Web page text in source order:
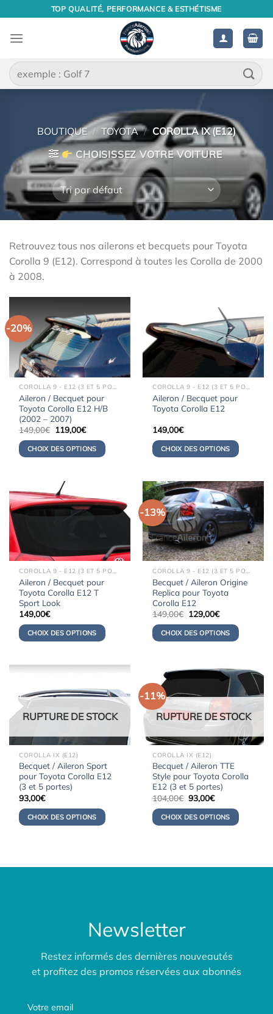
contenu
TOP QUALITÉ, PERFORMANCE & ESTHÉTISME
Recherche
pour :
BOUTIQUE / TOYOTA / COROLLA IX (E12)
CHOISISSEZ VOTRE VOITURE
Retrouvez tous nos ailerons et becquets pour Toyota
Corolla 9 (E12). Correspond à toutes les Corolla de 2000
à 2008.
-20%
COROLLA 9 - E12 (3 ET 5 PORTES) (2000-2008)
Aileron / Becquet pour
Toyota Corolla E12 H/B
(2002 – 2007)
149,00€ Le
initial
était :
149,00€.
119,00€Le
actuel
est :
119,00€.
CHOIX DES OPTIONS
COROLLA 9 - E12 (3 ET 5 PORTES) (2000-2008)
Aileron / Becquet pour
Toyota Corolla E12
149,00€
CHOIX DES OPTIONS
COROLLA 9 - E12 (3 ET 5 PORTES) (2000-2008)
Aileron / Becquet pour
Toyota Corolla E12 T
Sport Look
149,00€
CHOIX DES OPTIONS
-13%
COROLLA 9 - E12 (3 ET 5 PORTES) (2000-2008)
Becquet / Aileron Origine
Replica pour Toyota
Corolla E12
149,00€ Le
initial
était :
149,00€.
129,00€Le
actuel
est :
129,00€.
CHOIX DES OPTIONS
RUPTURE DE STOCK
COROLLA IX (E12)
Becquet / Aileron Sport
pour Toyota Corolla E12
(3 et 5 portes)
93,00€
CHOIX DES OPTIONS
-11%
RUPTURE DE STOCK
COROLLA IX (E12)
Becquet / Aileron TTE
Style pour Toyota Corolla
E12 (3 et 5 portes)
104,00€ Le
prix
initial
était :
104,00€.
93,00€Le
actuel
est :
93,00€.
CHOIX DES OPTIONS
Newsletter
Restez informés des dernières nouveautés
et profitez des promos réservées aux abonnés
Votre email